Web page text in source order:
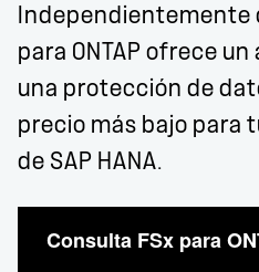
Independientemente
para ONTAP ofrece
una protección de
precio más bajo para
de SAP HANA.
Consulta FSx para